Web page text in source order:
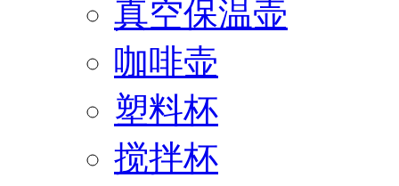
真空保温壶
咖啡壶
塑料杯
搅拌杯